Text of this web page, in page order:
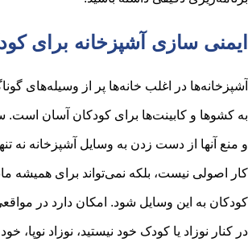
ایمنی سازی آشپزخانه برای
آشپزخانه‌ها در اغلب خانه‌ها پر از وسیله‌های
به کشوها و کابینت‌ها برای کودکان آسان
و منع آنها از دست زدن به وسایل آشپزخانه نه
کار اصولی نیست، بلکه نمی‌تواند برای همیشه
کودکان به این وسایل شود. امکان دارد در
در کنار نوزاد یا کودک خود نیستید، نوزاد نوپا،